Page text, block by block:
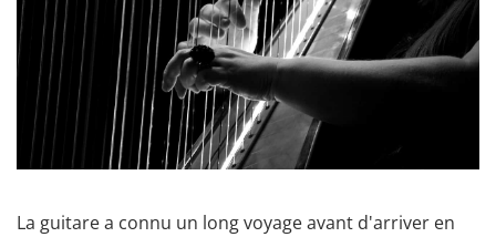
La guitare a connu un long voyage avant d'arriver en